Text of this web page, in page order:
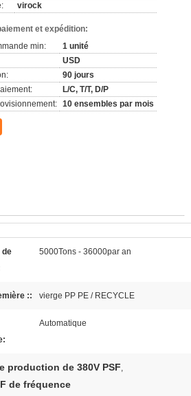
virock
et expédition:
min:
1 unité
USD
90 jours
L/C, T/T, D/P
10 ensembles par mois
de
5000Tons - 36000par an
:: vierge PP PE / RECYCLE
Automatique
production de 380V PSF,
de fréquence